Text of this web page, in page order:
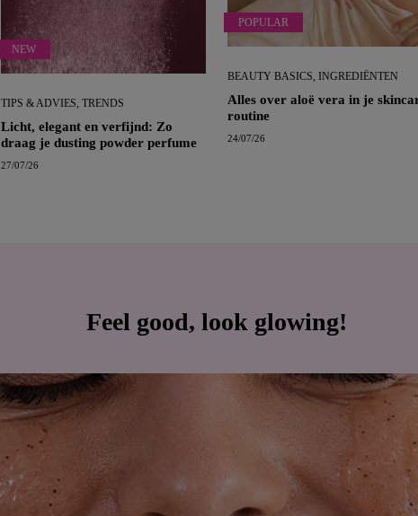
NEW
TIPS & ADVIES, TRENDS
Licht, elegant en verfijnd: Zo
draag je dusting powder perfume
27/07/26
POPULAR
BEAUTY BASICS, INGREDIËNTEN
Alles over aloë vera in je
routine
24/07/26
Feel good, look glowing!